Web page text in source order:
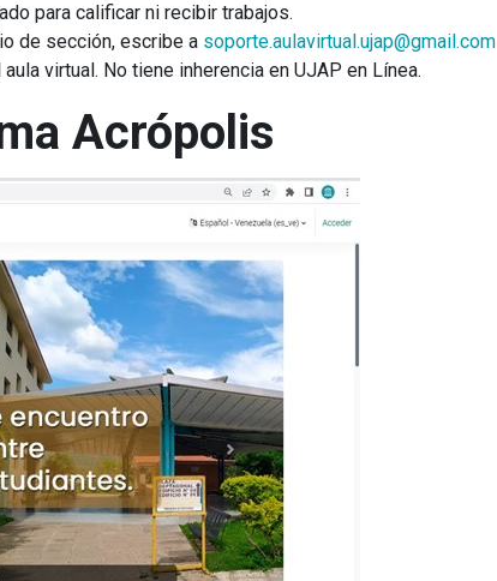
para calificar ni recibir trabajos.
de sección, escribe a soporte.aulavirtual.ujap@gmail.com
virtual. No tiene inherencia en UJAP en Línea.
Acrópolis